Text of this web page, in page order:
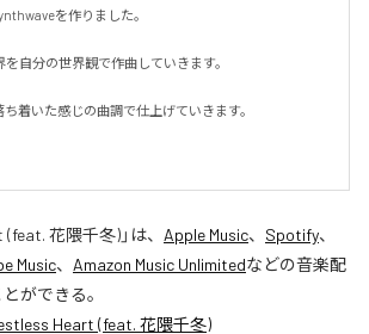
を作りました。
自分の世界観で作曲していきます。
着いた感じの曲調で仕上げていきます。
(feat. 花隈千冬)」は、 Apple Music、 Spotify、
Music、 Amazon Music Unlimitedなどの音楽配
ができる。
Heart (feat. 花隈千冬)